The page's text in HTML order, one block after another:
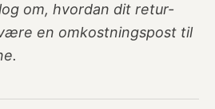
om, hvordan dit retur-
en omkostningspost til